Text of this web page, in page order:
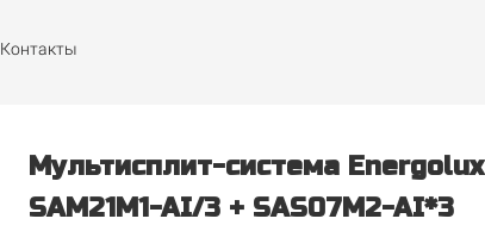
Контакты
Мультисплит-система Energolux
SAM21M1-AI/3 + SAS07M2-AI*3